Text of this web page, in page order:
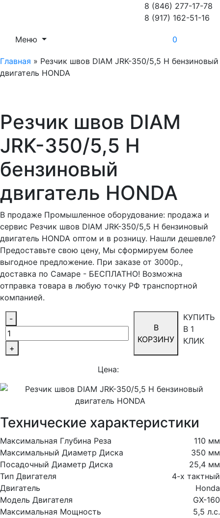
8 (846) 277-17-78
8 (917) 162-51-16
Меню 0
Главная » Резчик швов DIAM JRK-350/5,5 H бензиновый
двигатель HONDA
Резчик швов DIAM
JRK-350/5,5 H
бензиновый
двигатель HONDA
В продаже Промышленное оборудование: продажа и
сервис Резчик швов DIAM JRK-350/5,5 H бензиновый
двигатель HONDA оптом и в розницу. Нашли дешевле?
Предоставьте свою цену, Мы сформируем более
выгодное предложение. При заказе от 3000р.,
доставка по Самаре - БЕСПЛАТНО! Возможна
отправка товара в любую точку РФ транспортной
компанией.
-
+
В
КОРЗИНУ
КУПИТЬ
В 1
КЛИК
Цена:
Технические характеристики
Максимальная Глубина Реза
110 мм
Максимальный Диаметр Диска
350 мм
Посадочный Диаметр Диска
25,4 мм
Тип Двигателя
4-х тактный
Двигатель
Honda
Модель Двигателя
GX-160
Максимальная Мощность
5,5 л.с.